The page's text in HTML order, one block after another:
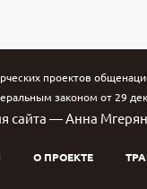
проектов
законом от 29
сайта — Анна Мгерян
О ПРОЕКТЕ